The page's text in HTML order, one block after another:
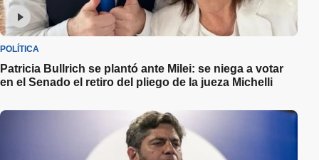
POLÍTICA
Patricia Bullrich se plantó ante Milei: se niega a votar
en el Senado el retiro del pliego de la jueza Michelli